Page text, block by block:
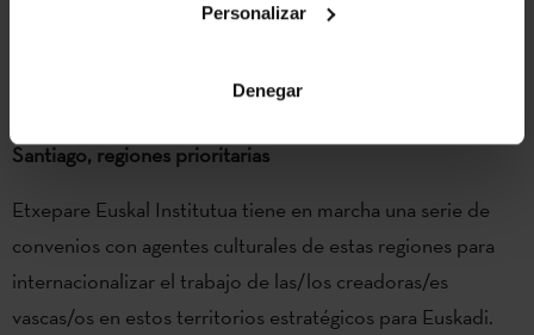
Personalizar
Denegar
Vasco intercambios y muestras culturales entre ambos
Santiago, regiones prioritarias
Etxepare Euskal Institutua tiene en marcha una serie de
convenios con agentes culturales de estas regiones para
internacionalizar el trabajo de las/los creadoras/es
vascas/os en estos territorios estratégicos para Euskadi.